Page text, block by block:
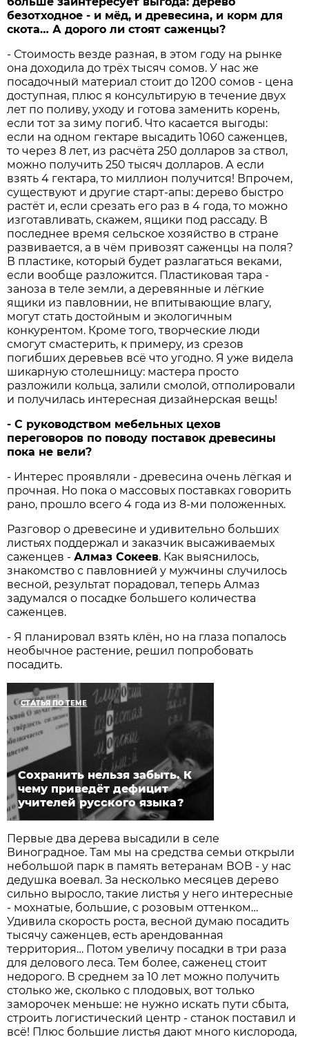
безотходное - и мёд, и древесина, и корм для
скота… А дорого ли стоят саженцы?
- Стоимость везде разная, в этом году на рынке
она доходила до трёх тысяч сомов. У нас же
посадочный материал стоит до 1200 сомов - цена
доступная, плюс я консультирую в течение двух
лет по поливу, уходу и готова заменить корень,
если тот за зиму погиб. Что касается выгоды:
если на одном гектаре высадить 1060 саженцев,
то через 8 лет, из расчёта 250 долларов за ствол,
можно получить 250 тысяч долларов. А если
взять 4 гектара, то миллион получится! Впрочем,
существуют и другие старт-апы: дерево быстро
растёт и, если срезать его раз в 4 года, то можно
изготавливать, скажем, ящики под рассаду. В
последнее время сельское хозяйство в стране
развивается, а в чём привозят саженцы на поля?
В пластике, который будет разлагаться веками,
если вообще разложится. Пластиковая тара -
заноза в теле земли, а деревянные и лёгкие
ящики из павловнии, не впитывающие влагу,
могут стать достойным и экологичным
конкурентом. Кроме того, творческие люди
смогут смастерить, к примеру, из срезов
погибших деревьев всё что угодно. Я уже видела
шикарную столешницу: мастера просто
разложили кольца, залили смолой, отполировали
и получилась интересная дизайнерская вещь!
- С руководством мебельных цехов
переговоров по поводу поставок древесины
пока не вели?
- Интерес проявляли - древесина очень лёгкая и
прочная. Но пока о массовых поставках говорить
рано, прошло всего 4 года из 8-ми положенных.
Разговор о древесине и удивительно больших
листьях поддержал и заказчик высаживаемых
саженцев -Алмаз Сокеев. Как выяснилось,
знакомство с павловнией у мужчины случилось
весной, результат порадовал, теперь Алмаз
задумался о посадке большего количества
саженцев.
- Я планировал взять клён, но на глаза попалось
необычное растение, решил попробовать
посадить.
СТАТЬЯ ПО ТЕМЕ
Сохранить нельзя забыть. К
чему приведёт дефицит
учителей русского языка?
Первые два дерева высадили в селе
Виноградное. Там мы на средства семьи открыли
небольшой парк в память ветеранам ВОВ - у нас
дедушка воевал. За несколько месяцев дерево
сильно выросло, такие листья у него интересные
- мохнатые, большие, с розовым оттенком…
Удивила скорость роста, весной думаю посадить
тысячу саженцев, есть арендованная
территория… Потом увеличу посадки в три раза
для делового леса. Тем более, саженец стоит
недорого. В среднем за 10 лет можно получить
столько же, сколько с плодовых, вот только
заморочек меньше: не нужно искать пути сбыта,
строить логистический центр - станок поставил и
всё! Плюс большие листья дают много кислорода,